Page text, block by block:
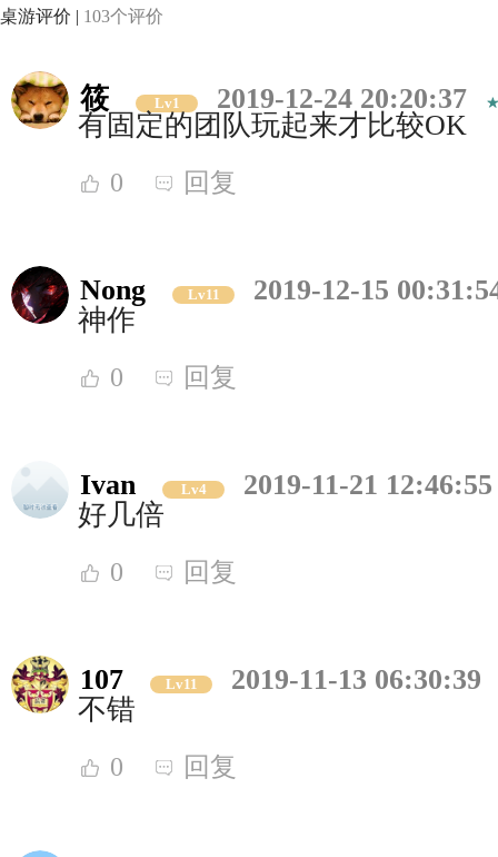
桌游评价 | 103个评价
筱 Lv1
2019-12-24 20:20:37
有固定的团队玩起来才比较OK
0 回复
Nong Lv11
2019-12-15
神作
0 回复
Ivan Lv4
2019-11-21 12:46:55
好几倍
0 回复
107 Lv11
2019-11-13 06:30:39
不错
0 回复